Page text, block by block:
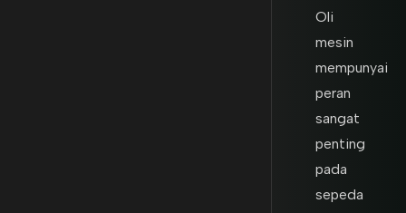
Oli
mesin
mempunyai
peran
sangat
penting
pada
sepeda